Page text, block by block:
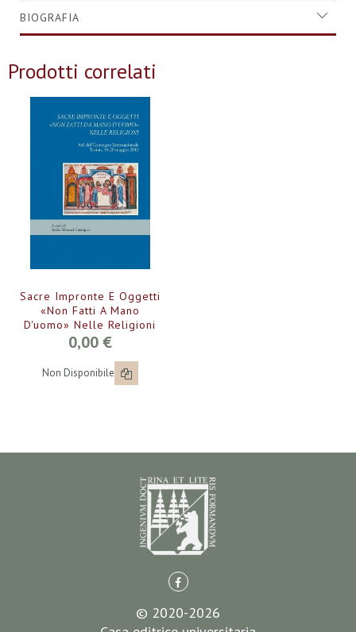
BIOGRAFIA
Prodotti correlati
Sacre Impronte E Oggetti
«non Fatti A Mano
D'uomo» Nelle Religioni
0,00 €
Non Disponibile
© 2020-2026